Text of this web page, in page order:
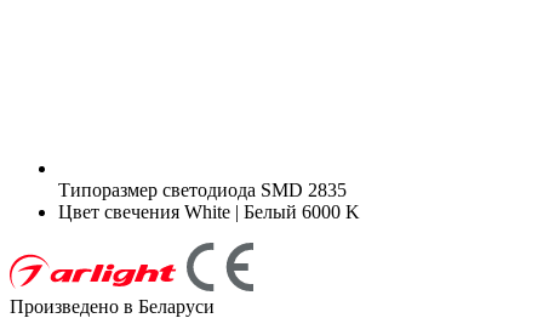
Типоразмер светодиода SMD 2835
Цвет свечения White | Белый 6000 K
Произведено в Беларуси